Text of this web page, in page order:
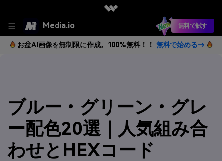
Media.io 無料で試す
お盆AI画像を無制限に作成。100%無料！！ 無料で始める→
ブルー・グリーン・グレ
ー配色20選｜人気組み合
わせとHEXコード